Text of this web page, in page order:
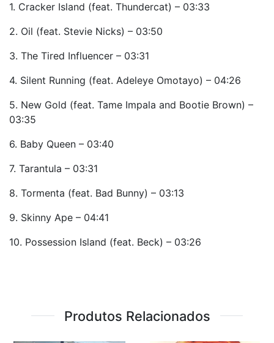
1. Cracker Island (feat. Thundercat) – 03:33
2. Oil (feat. Stevie Nicks) – 03:50
3. The Tired Influencer – 03:31
4. Silent Running (feat. Adeleye Omotayo) – 04:26
5. New Gold (feat. Tame Impala and Bootie Brown) –
03:35
6. Baby Queen – 03:40
7. Tarantula – 03:31
8. Tormenta (feat. Bad Bunny) – 03:13
9. Skinny Ape – 04:41
10. Possession Island (feat. Beck) – 03:26
Produtos Relacionados